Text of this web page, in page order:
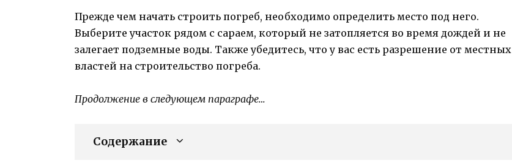
Прежде чем начать строить погреб, необходимо определить место под него.
Выберите участок рядом с сараем, который не затопляется во время дождей и не
залегает подземные воды. Также убедитесь, что у вас есть разрешение от местных
властей на строительство погреба.
Продолжение в следующем параграфе…
Содержание